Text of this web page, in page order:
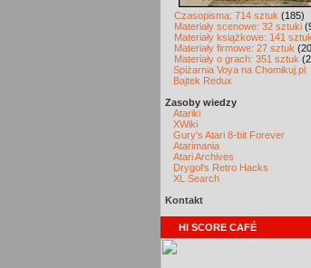
Czasopisma: 714 sztuk (185)
Materiały scenowe: 32 sztuki
Materiały książkowe: 141 sztuk
Materiały firmowe: 27 sztuk
Materiały o grach: 351 sztuk
Spiżarnia Voya na Chomikuj.pl
Bajtek Redux
Zasoby wiedzy
Atariki
XWiki
Gury's Atari 8-bit Forever
Atarimania
Atari Archives
Drygol's Retro Hacks
XL Search
Kontakt
HI SCORE CAFÉ